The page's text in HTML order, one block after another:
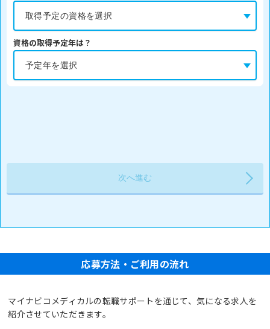
資格の取得予定年は？
応募方法・ご利用の流れ
マイナビコメディカルの転職サポートを通じて、気になる求人を
紹介させていただきます。